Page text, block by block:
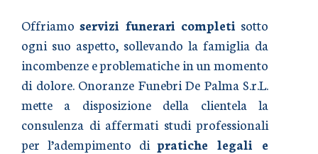
Offriamo servizi funerari completi sotto
ogni suo aspetto, sollevando la famiglia da
incombenze e problematiche in un momento
di dolore. Onoranze Funebri De Palma S.r.L.
mette a disposizione della clientela la
consulenza di affermati studi professionali
per l’adempimento dipratiche legali e